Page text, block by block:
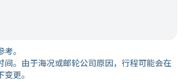
。
间。由于海况或邮轮公司原因，行程可能会在
更。